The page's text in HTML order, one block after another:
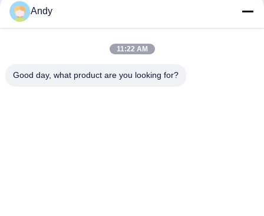
清潔で塵のない作業環境 材料処理のための高度に専門化された
卸荷袋
バルクバッグアンローダー。迅速なスクリーニングと粉塵制御
Andy
11:22 AM
Good day, what product are you looking for?